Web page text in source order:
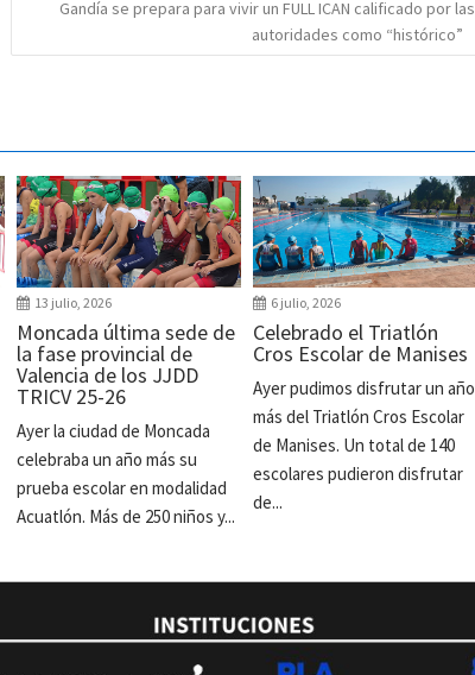
Gandía se prepara para vivir un FULL ICAN calificado por las
autoridades como “histórico”
13 julio, 2026
Moncada última sede de
la fase provincial de
Valencia de los JJDD
TRICV 25-26
Ayer la ciudad de Moncada
celebraba un año más su
prueba escolar en modalidad
Acuatlón. Más de 250 niños y...
6 julio, 2026
Celebrado el Triatlón
Cros Escolar de Manises
Ayer pudimos disfrutar un año
más del Triatlón Cros Escolar
de Manises. Un total de 140
escolares pudieron disfrutar
de...